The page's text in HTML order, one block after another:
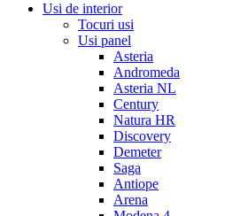
Usi de interior
Tocuri usi
Usi panel
Asteria
Andromeda
Asteria NL
Century
Natura HR
Discovery
Demeter
Saga
Antiope
Arena